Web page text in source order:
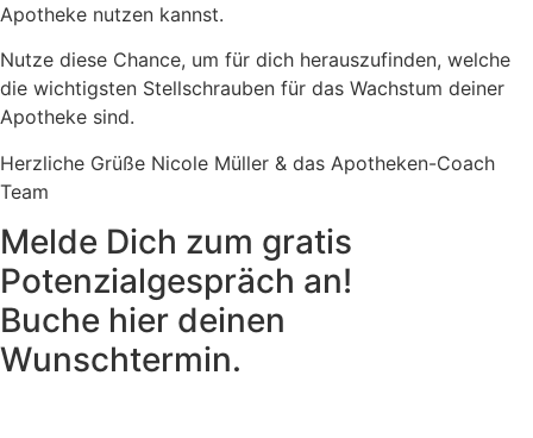
Apotheke nutzen kannst.
Nutze diese Chance, um für dich herauszufinden, welche
die wichtigsten Stellschrauben für das Wachstum deiner
Apotheke sind.
Herzliche Grüße Nicole Müller & das Apotheken-Coach
Team
Melde Dich zum gratis
Potenzialgespräch an!
Buche hier deinen
Wunschtermin.